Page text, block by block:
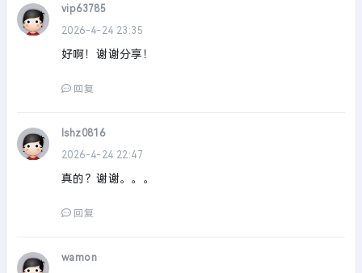
vip63785
2026-4-24 23:35
好啊！谢谢分享！
回复
lshz0816
2026-4-24 22:47
真的？谢谢。。。
回复
wamon